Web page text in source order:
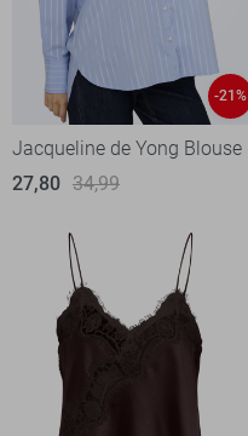
-21%
Jacqueline de Yong Blouse
27,80 34,99